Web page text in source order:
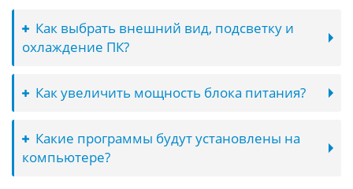
Как выбрать внешний вид, подсветку и
охлаждение ПК?
Как увеличить мощность блока питания?
Какие программы будут установлены на
компьютере?